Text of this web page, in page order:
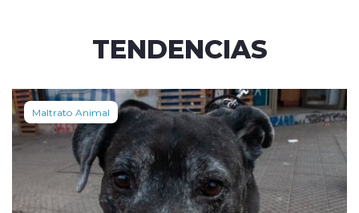
TENDENCIAS
Maltrato Animal